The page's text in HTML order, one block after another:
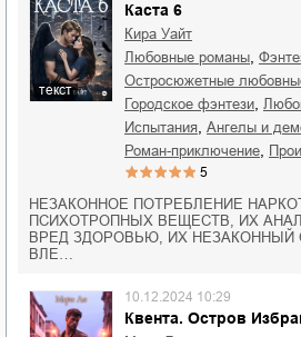
текст
Каста 6
Кира Уайт
любовные романы
остросюжетные
городское фэнтези
испытания ангелы и
роман-приключение
5
НЕЗАКОННОЕ ПОТРЕБЛЕНИЕ
ПСИХОТРОПНЫХ ВЕЩЕСТВ, ИХ
ВРЕД ЗДОРОВЬЮ, ИХ НЕЗАКОННЫЙ
ВЛЕ…
Квента. Остров
10.12.2024 10:29